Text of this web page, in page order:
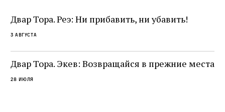
не просто покровитель переводчиков,
окружённый книгами. Перед нами человек,
одно решение которого вызвало возмущение
целой общины и стало частью многовекового
спора о том, кому принадлежит последнее
слово в переводе Библии
Двар Тора. Реэ: Ни прибавить, ни убавить!
3 августа
Двар Тора. Экев: Возвращайся в прежние места
28 июля